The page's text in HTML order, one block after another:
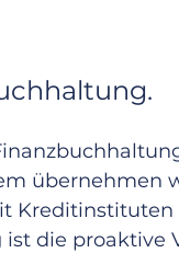
Kreditinstituten
die proaktive